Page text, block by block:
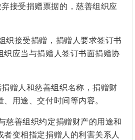
接受捐赠票据的，慈善组织应
织接受捐赠，捐赠人要求签订书
织应当与捐赠人签订书面捐赠协
赠人和慈善组织名称，捐赠财
用途、交付时间等内容。
慈善组织约定捐赠财产的用途和
者变相指定捐赠人的利害关系人